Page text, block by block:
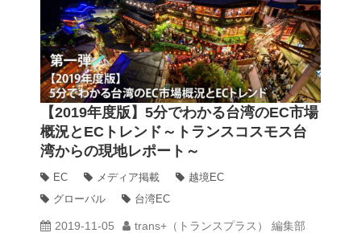
【2019年度版】5分でわかる台湾のEC市場
概況とECトレンド～トランスコスモス台
湾からの現地レポート～
EC メディア掲載
越境EC
グローバル
台湾EC
2019-11-05 trans+（トランスプラス） 編集部